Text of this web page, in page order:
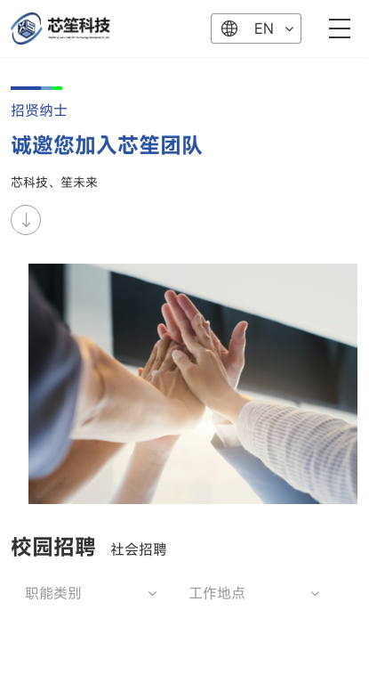
EN
招贤纳士
诚邀您加入芯笙团队
芯科技、笙未来
校园招聘 社会招聘
职能类别 工作地点